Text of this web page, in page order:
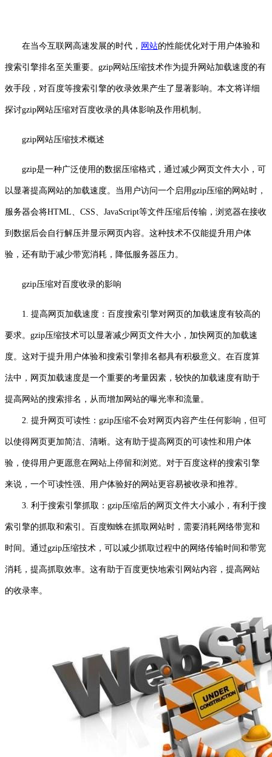
在当今互联网高速发展的时代， 网站的性能优化对于用户体验和
搜索引擎排名至关重要。gzip网站压缩技术作为提升网站加载速度的有
效手段，对百度等搜索引擎的收录效果产生了显著影响。本文将详细
探讨gzip网站压缩对百度收录的具体影响及作用机制。
gzip网站压缩技术概述
gzip是一种广泛使用的数据压缩格式，通过减少网页文件大小，可
以显著提高网站的加载速度。当用户访问一个启用gzip压缩的网站时，
服务器会将HTML、CSS、JavaScript等文件压缩后传输，浏览器在接收
到数据后会自行解压并显示网页内容。这种技术不仅能提升用户体
验，还有助于减少带宽消耗，降低服务器压力。
gzip压缩对百度收录的影响
1. 提高网页加载速度：百度搜索引擎对网页的加载速度有较高的
要求。gzip压缩技术可以显著减少网页文件大小，加快网页的加载速
度。这对于提升用户体验和搜索引擎排名都具有积极意义。在百度算
法中，网页加载速度是一个重要的考量因素，较快的加载速度有助于
提高网站的搜索排名，从而增加网站的曝光率和流量。
2. 提升网页可读性：gzip压缩不会对网页内容产生任何影响，但可
以使得网页更加简洁、清晰。这有助于提高网页的可读性和用户体
验，使得用户更愿意在网站上停留和浏览。对于百度这样的搜索引擎
来说，一个可读性强、用户体验好的网站更容易被收录和推荐。
3. 利于搜索引擎抓取：gzip压缩后的网页文件大小减小，有利于搜
索引擎的抓取和索引。百度蜘蛛在抓取网站时，需要消耗网络带宽和
时间。通过gzip压缩技术，可以减少抓取过程中的网络传输时间和带宽
消耗，提高抓取效率。这有助于百度更快地索引网站内容，提高网站
的收录率。